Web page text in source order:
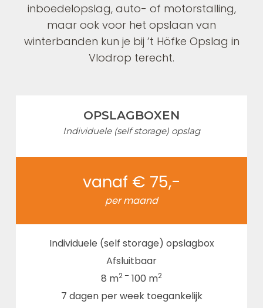
inboedelopslag, auto- of motorstalling,
maar ook voor het opslaan van
winterbanden kun je bij ’t Höfke Opslag in
Vlodrop terecht.
OPSLAGBOXEN
Individuele (self storage) opslag
vanaf € 75,-
per maand
Individuele (self storage) opslagbox
Afsluitbaar
8 m2 – 100 m2
7 dagen per week toegankelijk